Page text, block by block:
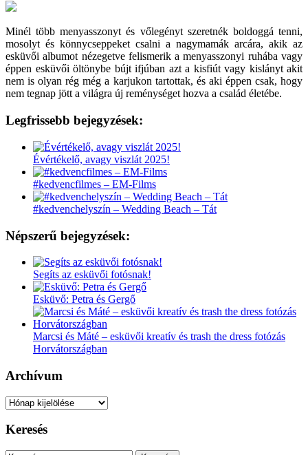
Minél több menyasszonyt és vőlegényt szeretnék boldoggá tenni,
mosolyt és könnycseppeket csalni a nagymamák arcára, akik az
esküvői albumot nézegetve felismerik a menyasszonyi ruhába vagy
éppen esküvői öltönybe bújt ifjúban azt a kisfiút vagy kislányt akit
nem is olyan rég még a karjukon tartottak, és aki éppen csak, hogy
nem tegnap jött a világra új reménységet hozva a család életébe.
Legfrissebb bejegyzések:
Évértékelő, avagy viszlát 2025!
#kedvencfilmes – EM-Films
#kedvenchelyszín – Wedding Beach – Tát
Népszerű bejegyzések:
Segíts az esküvői fotósnak!
Esküvő: Petra és Gergő
Marcsi és Máté – esküvői kreatív és trash the dress fotózás
Horvátországban
Archívum
Archívum
Keresés